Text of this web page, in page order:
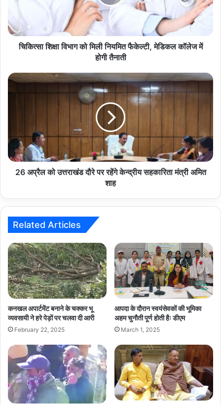
नियमित
फैकेल्टी,
मेडिकल
कॉलेज
चिकित्सा शिक्षा विभाग को मिली नियमित फैकेल्टी, मेडिकल कॉलेज में
होगी तैनाती
26
रहेंगे
केन्द्रीय
सहकारिता
मंत्री26 अप्रैल को उत्तराखंड दौरे पर रहेंगे केन्द्रीय सहकारिता मंत्री अमित
शाह
Related Articles
कनखल अपार्टमेंट बनाने के चक्कर भू
व्यवसायी ने हरे पेड़ों पर चलवा दी आरी
February 22, 2025
आपदा के दौरान स्वयंसेवकों की भूमिका
अहम चुनौती पूर्ण होती हैः डीएम
March 1, 2025